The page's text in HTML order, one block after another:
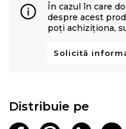
În cazul în care
despre acest
poți achiziționa,
Solicită
Distribuie pe